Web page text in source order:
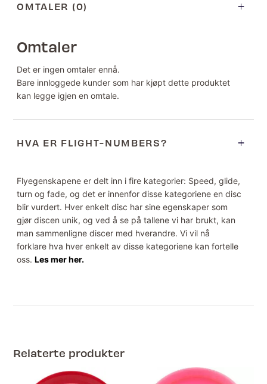
OMTALER (0)
Omtaler
Det er ingen omtaler ennå.
Bare innloggede kunder som har kjøpt dette produktet
kan legge igjen en omtale.
HVA ER FLIGHT-NUMBERS?
Flyegenskapene er delt inn i fire kategorier: Speed, glide,
turn og fade, og det er innenfor disse kategoriene en disc
blir vurdert. Hver enkelt disc har sine egenskaper som
gjør discen unik, og ved å se på tallene vi har brukt, kan
man sammenligne discer med hverandre. Vi vil nå
forklare hva hver enkelt av disse kategoriene kan fortelle
oss.Les mer her.
Relaterte produkter